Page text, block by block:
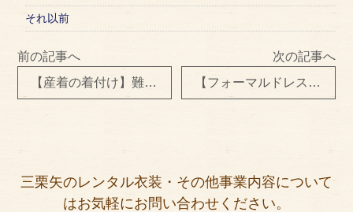
それ以前
前の記事へ
【産着の着付け】難しくありません
次の記事へ
【フォーマルドレス レンタル】お取り寄せ
三栗矢のレンタル衣装・その他事業内容について
はお気軽にお問い合わせください。